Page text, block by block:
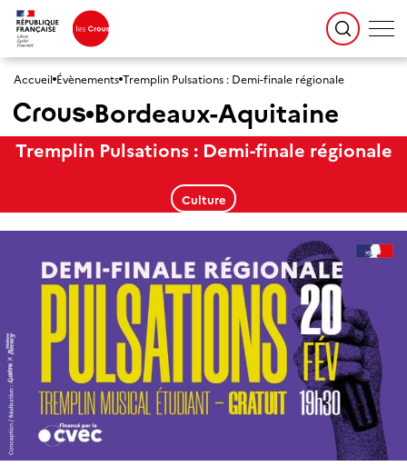
Accueil Évènements Tremplin Pulsations : Demi-finale régionale
Bordeaux-Aquitaine
Tremplin Pulsations : Demi-finale régionale
Culture